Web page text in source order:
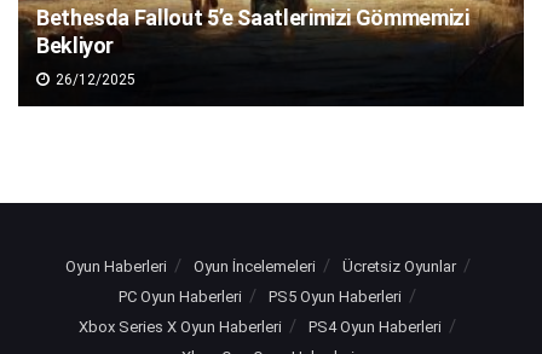
Bethesda Fallout 5’e Saatlerimizi Gömmemizi
Bekliyor
26/12/2025
Oyun Haberleri Oyun İncelemeleri
Ücretsiz Oyunlar
PC Oyun Haberleri
PS5 Oyun Haberleri
Xbox Series X Oyun Haberleri
PS4 Oyun Haberleri